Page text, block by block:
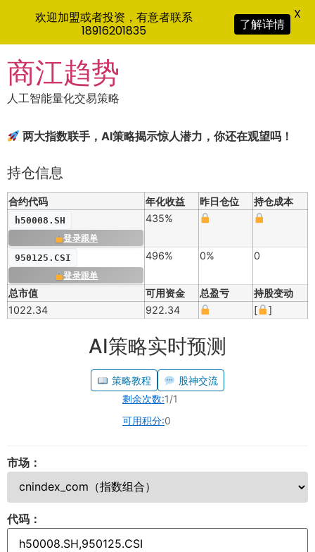
to
content
商江趋势
人工智能量化交易策略
两大指数联手，AI策略揭示惊人潜力，你还在观望吗！
持仓信息
合约代码 年化收益 昨日仓位 持仓成本
h50008.SH
登录跟单
435%
950125.CSI
登录跟单
496% 0% 0
总市值 可用资金 总盈亏
持股变动
1022.34
922.34 [ ]
AI策略实时预测
策略教程
股神交流
剩余次数:1/1
可用积分:0
市场：
代码：
欢迎加盟或者投资，有意者联系
18916201835
了解详情
X